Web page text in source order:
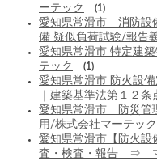
ーテック
(1)
愛知県常滑市 消防設
備 疑似負荷試験/報告
愛知県常滑市 特定建
テック
(1)
愛知県常滑市 防火設
｜建築基準法第１２
愛知県常滑市 防災管
用/株式会社マーテック
愛知県常滑市【防火
査・検査・報告 ⇒